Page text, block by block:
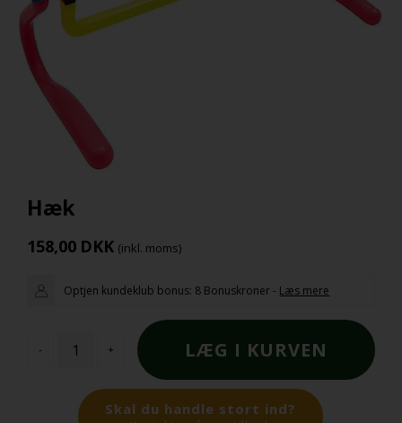
Hæk
158,00 DKK (inkl. moms)
Optjen kundeklub bonus: 8 Bonuskroner - Læs mere
- +
Skal du handle stort ind?